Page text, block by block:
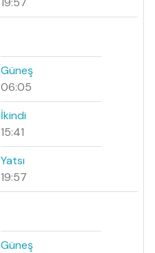
Güneş
06:05
İkindi
15:41
Yatsı
19:57
Güneş